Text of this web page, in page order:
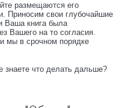
размещаются его
Приносим свои глубочайшие
Ваша книга была
Вашего на то согласия.
мы в срочном порядке
знаете что делать дальше?